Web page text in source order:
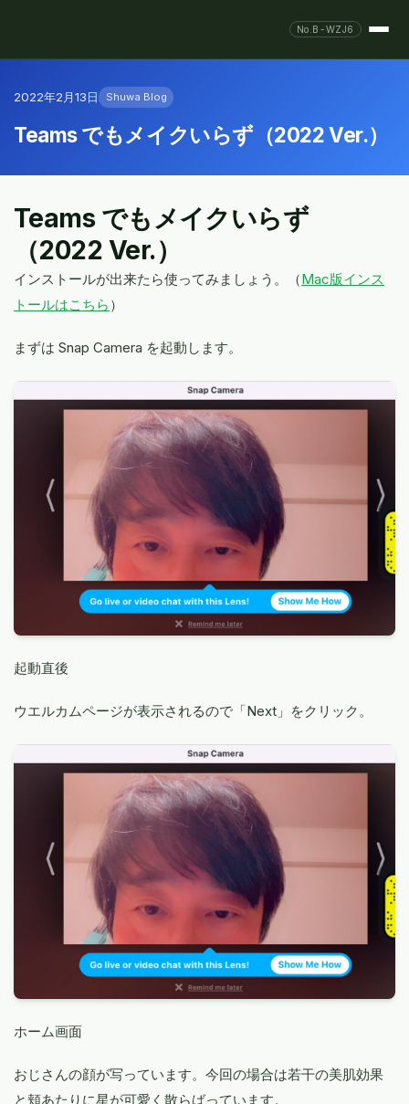
No.B-WZJ6
2022年2月13日 Shuwa Blog
Teams でもメイクいらず（2022 Ver.）
Teams でもメイクいらず
（2022 Ver.）
インストールが出来たら使ってみましょう。（Mac版インス
トールはこちら ）
まずは Snap Camera を起動します。
起動直後
ウエルカムページが表示されるので「Next」をクリック。
ホーム画面
おじさんの顔が写っています。今回の場合は若干の美肌効果
と頬あたりに星が可愛く散らばっています。